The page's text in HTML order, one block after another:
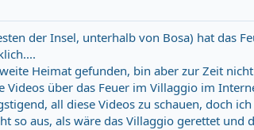
der Insel, unterhalb von Bosa) hat das
Heimat gefunden, bin aber zur Zeit
Videos über das Feuer im Villaggio im
all diese Videos zu schauen, doch
so aus, als wäre das Villaggio gerettet und